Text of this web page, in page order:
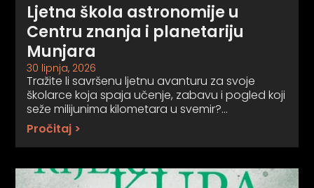
Ljetna škola astronomije u
Centru znanja i planetariju
Munjara
30 lipnja, 2026
Tražite li savršenu ljetnu avanturu za svoje
školarce koja spaja učenje, zabavu i pogled koji
seže milijunima kilometara u svemir?…
Pročitaj >